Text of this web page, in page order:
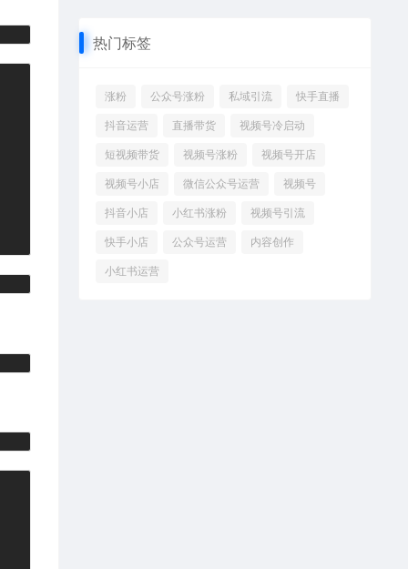
热门标签
涨粉 公众号涨粉 私域引流 快手直播
抖音运营 直播带货 视频号冷启动
短视频带货 视频号涨粉 视频号开店
视频号小店 微信公众号运营 视频号
抖音小店 小红书涨粉 视频号引流
快手小店 公众号运营 内容创作
小红书运营